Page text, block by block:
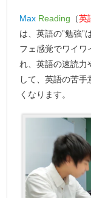
Max Reading （英
は、英語の”勉強”
フェ感覚でワイワ
れ、英語の速読力
して、英語の苦
くなります。